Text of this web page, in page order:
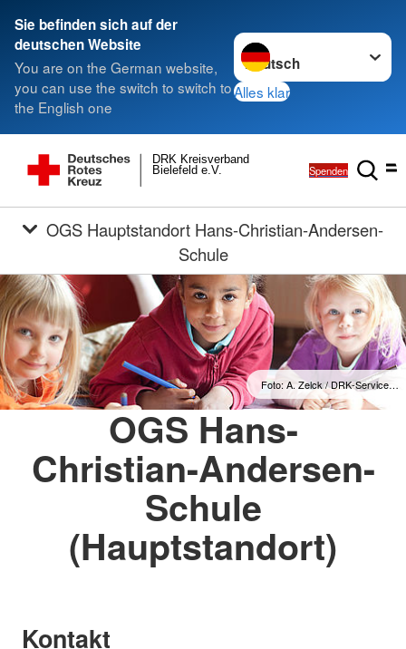
Sie befinden sich auf der
deutschen Website
You are on the German website,
you can use the switch to switch to
the English one
Sprache wechseln zu
Alles klar
Bielefeld e.V.
DRK Kreisverband
Spenden
OGS Hauptstandort Hans-Christian-Andersen-
Schule
Foto: A. Zelck / DRK-Service…
OGS Hans-
Christian-Andersen-
Schule
(Hauptstandort)
Kontakt